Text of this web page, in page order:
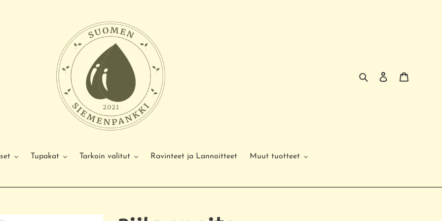
Hae Kirjaudu
Tupakat Tarkoin valitut Ravinteet ja Lannoitteet Muut tuotteet